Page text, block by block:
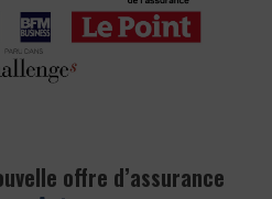
offre d’assurance